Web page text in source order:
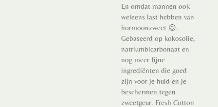
En omdat mannen ook
weleens last hebben van
hormoonzweet 😉.
Gebaseerd op kokosolie,
natriumbicarbonaat en
nog meer fijne
ingrediënten die goed
zijn voor je huid en je
beschermen tegen
zweetgeur. Fresh Cotton